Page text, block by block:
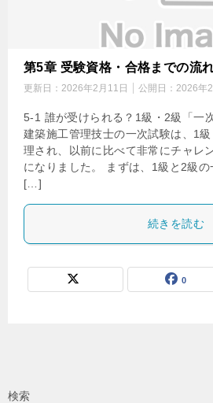
第5章 受験資格・合格までの流
更新日： 2026年2月11日 公開日： 2026年
5-1 誰が受けられる？1級・2級「一
建築施工管理技士の一次試験は、1
理され、以前に比べて非常にチャレ
になりました。 まずは、1級と2級の
[…]
続きを読む
0
検索